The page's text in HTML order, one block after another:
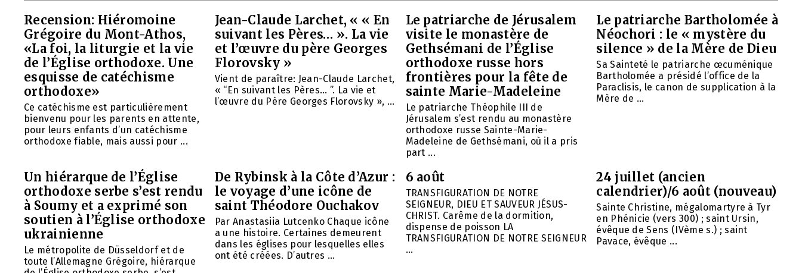
Recension: Hiéromoine
Grégoire du Mont-Athos,
«La foi, la liturgie et la vie
de l’Église orthodoxe. Une
esquisse de catéchisme
orthodoxe»
Ce catéchisme est particulièrement
bienvenu pour les parents en attente,
pour leurs enfants d’un catéchisme
orthodoxe fiable, mais aussi pour ...
Jean-Claude Larchet, « « En
suivant les Pères… ». La vie
et l’œuvre du père Georges
Florovsky »
Vient de paraître: Jean-Claude Larchet,
« “En suivant les Pères… ”. La vie et
l’œuvre du Père Georges Florovsky », ...
Le patriarche de Jérusalem
visite le monastère de
Gethsémani de l’Église
orthodoxe russe hors
frontières pour la fête de
sainte Marie-Madeleine
Le patriarche Théophile III de
Jérusalem s’est rendu au monastère
orthodoxe russe Sainte-Marie-
Madeleine de Gethsémani, où il a pris
part ...
Le patriarche Bartholomée à
Néochori : le « mystère du
silence » de la Mère de Dieu
Sa Sainteté le patriarche œcuménique
Bartholomée a présidé l’office de la
Paraclisis, le canon de supplication à la
Mère de ...
Un hiérarque de l’Église
orthodoxe serbe s’est rendu
à Soumy et a exprimé son
soutien à l’Église orthodoxe
ukrainienne
Le métropolite de Düsseldorf et de
toute l’Allemagne Grégoire, hiérarque
De Rybinsk à la Côte d’Azur :
le voyage d’une icône de
saint Théodore Ouchakov
Par Anastasiia Lutcenko Chaque icône
a une histoire. Certaines demeurent
dans les églises pour lesquelles elles
ont été créées. D’autres ...
6 août
TRANSFIGURATION DE NOTRE
SEIGNEUR, DIEU ET SAUVEUR JÉSUS-
CHRIST. Carême de la dormition,
dispense de poisson LA
TRANSFIGURATION DE NOTRE SEIGNEUR
...
24 juillet (ancien
calendrier)/6 août (nouveau)
Sainte Christine, mégalomartyre à Tyr
en Phénicie (vers 300) ; saint Ursin,
évêque de Sens (IVème s.) ; saint
Pavace, évêque ...